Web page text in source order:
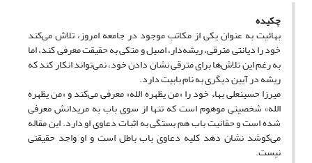
چکیده
بهائیت به عنوان یکی از مکاتب موجود در جامعه امروز، تلاش می‌کند
خود را دیانتی مترقی، ریشه‌دار، اصیل و متکی به حقیقت معرفی کند، اما
به رغم این تلاش‌ها برای مترقی نشان دادن خود، نمی‌تواند انکار کند که
ریشه در آیین دیگری به نام بابیت دارد.
میرزا حسینعلی بهاء خود را «من یظهره الله» معرفی می‌کند و «من یظهره
الله» شخصیتی موهوم است که تنها از سوی باب به مریدانش معرفی
شده است و حقانیت باب هم بستگی به اثبات دعاوی او دارد. این مقاله
می‌کوشد نشان دهد کلیه دعاوی باب باطل است و او واجد حقیقتی
نیست.